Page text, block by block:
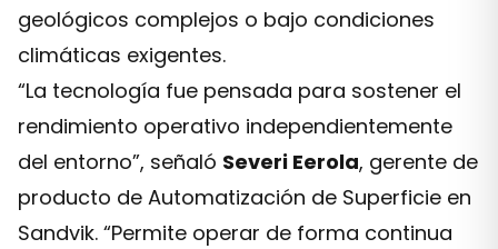
geológicos complejos o bajo condiciones
climáticas exigentes.
“La tecnología fue pensada para sostener el
rendimiento operativo independientemente
del entorno”, señaló Severi Eerola, gerente de
producto de Automatización de Superficie en
Sandvik. “Permite operar de forma continua